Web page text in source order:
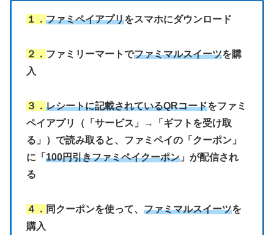
１． ファミペイアプリをスマホにダウンロード
２． ファミリーマートでファミマルスイーツを購
入
３． レシートに記載されているQRコードをファミ
ペイアプリ（「サービス」→「ギフトを受け取
る」）で読み取ると、ファミペイの「クーポン」
に「 100円引きファミペイクーポン 」が配信され
る
４． 同クーポンを使って、 ファミマルスイーツを
購入